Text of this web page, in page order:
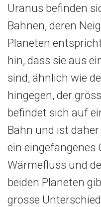
Uranus befinden
Bahnen, deren
Planeten
hin, dass sie aus
sind, ähnlich wie
hingegen, der
befindet sich auf
Bahn und ist
ein eingefangenes
Wärmefluss und
beiden Planeten
grosse